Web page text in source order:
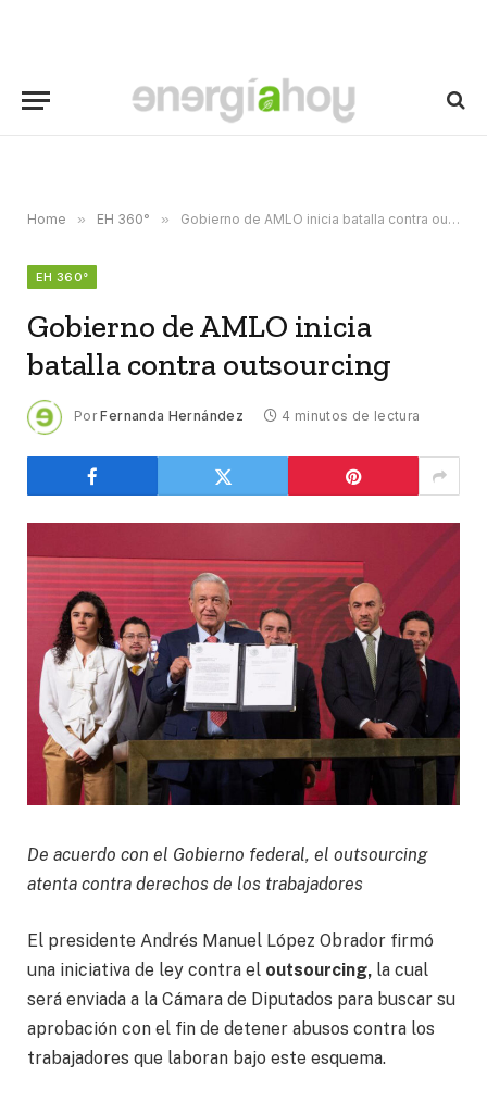
Home » EH 360° » Gobierno de AMLO inicia batalla contra outsourcing
EH 360°
Gobierno de AMLO inicia
batalla contra outsourcing
Por Fernanda Hernández 4 minutos de lectura
De acuerdo con el Gobierno federal, el outsourcing
atenta contra derechos de los trabajadores
El presidente Andrés Manuel López Obrador firmó
una iniciativa de ley contra el outsourcing, la cual
será enviada a la Cámara de Diputados para buscar su
aprobación con el fin de detener abusos contra los
trabajadores que laboran bajo este esquema.